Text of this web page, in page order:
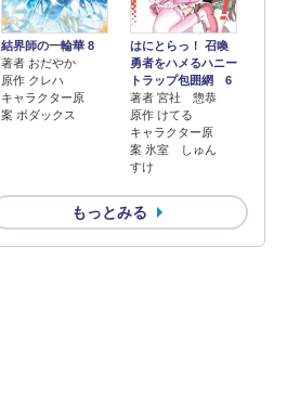
結界師の一輪華 8
著者 おだやか
原作 クレハ
キャラクター原
案 ボダックス
はにとらっ！ 召喚
勇者をハメるハニー
トラップ包囲網 6
著者 宮社 惣恭
原作 けてる
キャラクター原
案 氷室 しゅん
すけ
もっとみる